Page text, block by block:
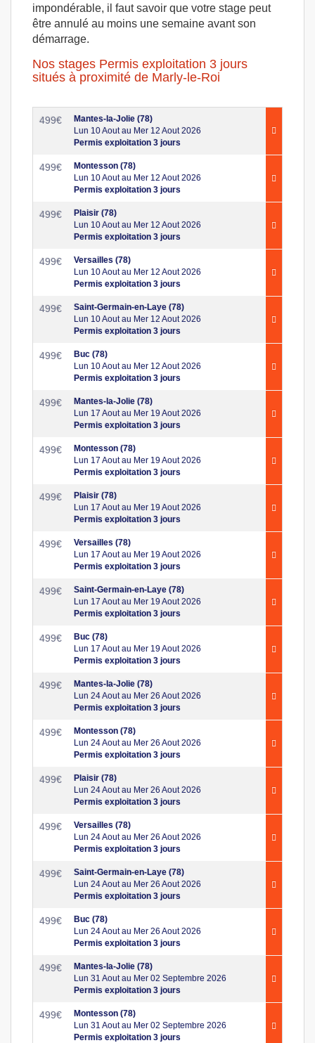
impondérable, il faut savoir que votre stage peut
être annulé au moins une semaine avant son
démarrage.
Nos stages Permis exploitation 3 jours
situés à proximité de Marly-le-Roi
499€
Mantes-la-Jolie (78)
Lun 10 Aout au Mer 12 Aout 2026
Permis exploitation 3 jours
499€
Montesson (78)
Lun 10 Aout au Mer 12 Aout 2026
Permis exploitation 3 jours
499€
Plaisir (78)
Lun 10 Aout au Mer 12 Aout 2026
Permis exploitation 3 jours
499€
Versailles (78)
Lun 10 Aout au Mer 12 Aout 2026
Permis exploitation 3 jours
499€
Saint-Germain-en-Laye (78)
Lun 10 Aout au Mer 12 Aout 2026
Permis exploitation 3 jours
499€
Buc (78)
Lun 10 Aout au Mer 12 Aout 2026
Permis exploitation 3 jours
499€
Mantes-la-Jolie (78)
Lun 17 Aout au Mer 19 Aout 2026
Permis exploitation 3 jours
499€
Montesson (78)
Lun 17 Aout au Mer 19 Aout 2026
Permis exploitation 3 jours
499€
Plaisir (78)
Lun 17 Aout au Mer 19 Aout 2026
Permis exploitation 3 jours
499€
Versailles (78)
Lun 17 Aout au Mer 19 Aout 2026
Permis exploitation 3 jours
499€
Saint-Germain-en-Laye (78)
Lun 17 Aout au Mer 19 Aout 2026
Permis exploitation 3 jours
499€
Buc (78)
Lun 17 Aout au Mer 19 Aout 2026
Permis exploitation 3 jours
499€
Mantes-la-Jolie (78)
Lun 24 Aout au Mer 26 Aout 2026
Permis exploitation 3 jours
499€
Montesson (78)
Lun 24 Aout au Mer 26 Aout 2026
Permis exploitation 3 jours
499€
Plaisir (78)
Lun 24 Aout au Mer 26 Aout 2026
Permis exploitation 3 jours
499€
Versailles (78)
Lun 24 Aout au Mer 26 Aout 2026
Permis exploitation 3 jours
499€
Saint-Germain-en-Laye (78)
Lun 24 Aout au Mer 26 Aout 2026
Permis exploitation 3 jours
499€
Buc (78)
Lun 24 Aout au Mer 26 Aout 2026
Permis exploitation 3 jours
499€
Mantes-la-Jolie (78)
Lun 31 Aout au Mer 02 Septembre 2026
Permis exploitation 3 jours
499€
Montesson (78)
Lun 31 Aout au Mer 02 Septembre 2026
Permis exploitation 3 jours